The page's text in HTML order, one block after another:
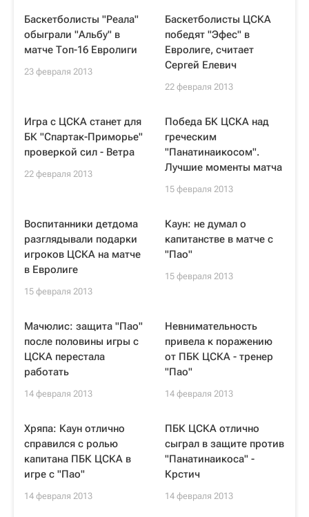
Баскетболисты "Реала"
обыграли "Альбу" в
матче Топ-16 Евролиги
23 февраля 2013
Баскетболисты ЦСКА
победят "Эфес" в
Евролиге, считает
Сергей Елевич
22 февраля 2013
Игра с ЦСКА станет для
БК "Спартак-Приморье"
проверкой сил - Ветра
22 февраля 2013
Победа БК ЦСКА над
греческим
"Панатинаикосом".
Лучшие моменты матча
15 февраля 2013
Воспитанники детдома
разглядывали подарки
игроков ЦСКА на матче
в Евролиге
15 февраля 2013
Каун: не думал о
капитанстве в матче с
"Пао"
15 февраля 2013
Мачюлис: защита "Пао"
после половины игры с
ЦСКА перестала
работать
14 февраля 2013
Невнимательность
привела к поражению
от ПБК ЦСКА - тренер
"Пао"
14 февраля 2013
Хряпа: Каун отлично
справился с ролью
капитана ПБК ЦСКА в
игре с "Пао"
14 февраля 2013
ПБК ЦСКА отлично
сыграл в защите против
"Панатинаикоса" -
Крстич
14 февраля 2013